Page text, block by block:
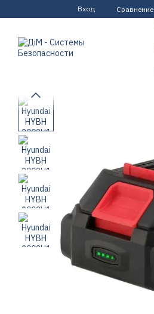
Перейти к основному контенту
Вход Сравнение